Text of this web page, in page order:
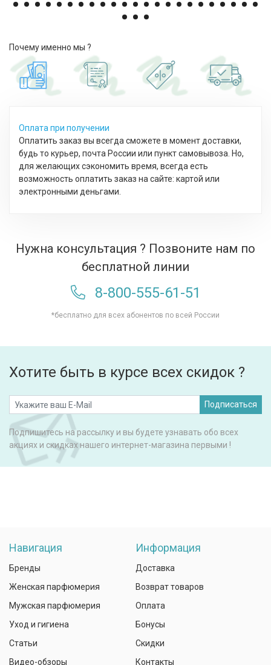
Почему именно мы ?
Оплата при получении
Оплатить заказ вы всегда сможете в момент доставки,
будь то курьер, почта России или пункт самовывоза. Но,
для желающих сэкономить время, всегда есть
возможность оплатить заказ на сайте: картой или
электронными деньгами.
Нужна консультация ? Позвоните нам по
бесплатной линии
8-800-555-61-51
*бесплатно для всех абонентов по всей России
Хотите быть в курсе всех скидок ?
Подписаться
Подпишитесь на рассылку и вы будете узнавать обо всех
акциях и скидках нашего интернет-магазина первыми !
Навигация
Бренды
Женская парфюмерия
Мужская парфюмерия
Уход и гигиена
Статьи
Видео-обзоры
Информация
Доставка
Возврат товаров
Оплата
Бонусы
Скидки
Контакты